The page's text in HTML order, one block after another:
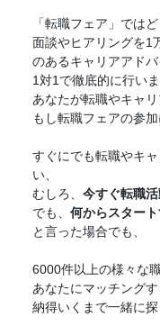
「転職フェア 」では
面談やヒアリングを1
のあるキャリアアド
1対1で徹底的に行いま
あなたが転職やキャ
もし転職フェアの参
すぐにでも転職やキ
い、
むしろ、 今すぐ転職
でも、 何からスター
と言った場合でも、
6000件以上の様々な
あなたにマッチング
納得いくまで一緒に